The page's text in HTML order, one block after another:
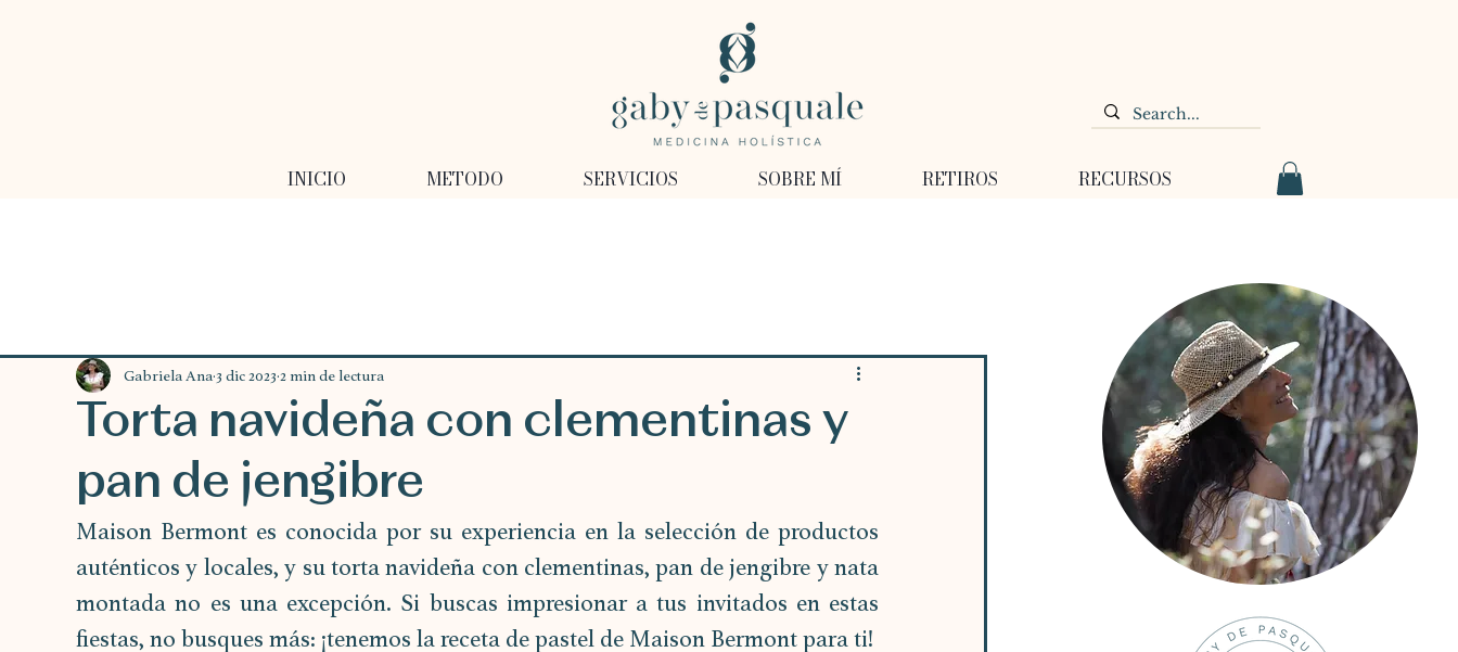
INICIO METODO SERVICIOS SOBRE MÍ RETIROS RECURSOS
Torta navideña con clementinas y
pan de jengibre
Gabriela Ana 3 dic 2023 2 min de lectura
Maison Bermont es conocida por su experiencia en la selección de productos
auténticos y locales, y su torta navideña con clementinas, pan de jengibre y nata
montada no es una excepción. Si buscas impresionar a tus invitados en estas
fiestas, no busques más: ¡tenemos la receta de pastel de Maison Bermont para ti!